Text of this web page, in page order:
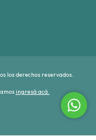
los derechos reservados.
ingresá acá.